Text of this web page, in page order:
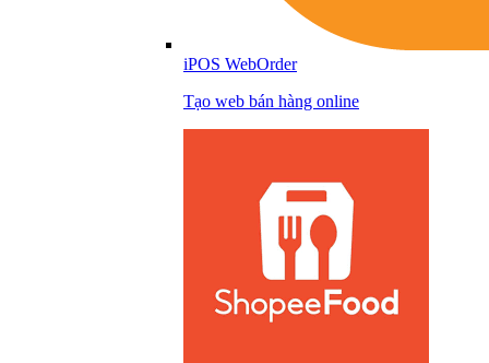
iPOS WebOrder
Tạo web bán hàng online